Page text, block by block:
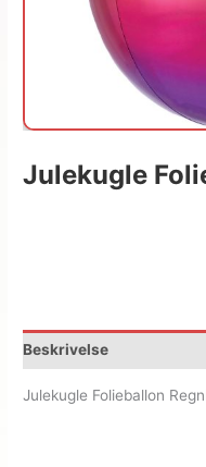
Julekugle
Beskrivelse
Julekugle Folieballon